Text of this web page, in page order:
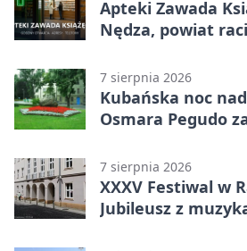
Apteki Zawada
Nędza, powiat
7 sierpnia 2026
Kubańska noc
Osmara Pegudo
7 sierpnia 2026
XXXV Festiwal w
Jubileusz z